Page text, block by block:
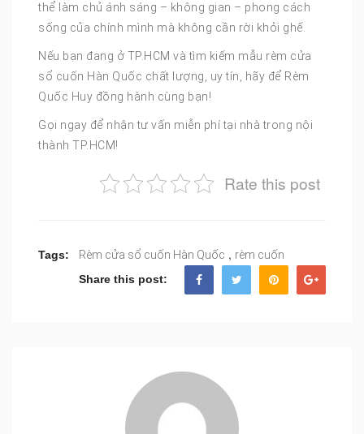
thể làm chủ ánh sáng – không gian – phong cách
sống của chính mình mà không cần rời khỏi ghế.
Nếu bạn đang ở TP.HCM và tìm kiếm mẫu rèm cửa
sổ cuốn Hàn Quốc chất lượng, uy tín, hãy để Rèm
Quốc Huy đồng hành cùng bạn!
Gọi ngay để nhận tư vấn miễn phí tại nhà trong nội
thành TP.HCM!
Rate this post
Tags: Rèm cửa sổ cuốn Hàn Quốc , rèm cuốn
Share this post: